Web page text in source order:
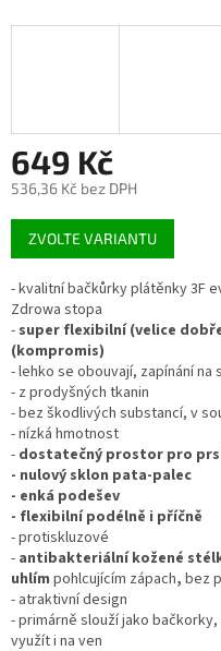
649 Kč
536,36 Kč bez DPH
Měrná
cena:
ZVOLTE VARIANTU
- kvalitní bačkůrky plátěnky 3F
Zdrowa stopa
- super flexibilní (velice
(kompromis)
- lehko se obouvají, zapínání na
- z prodyšných tkanin
- bez škodlivých substancí, v
- nízká hmotnost
- dostatečný prostor pro
- nulový sklon pata-palec
- enká podešev
- flexibilní podélně i příčně
- protiskluzové
- antibakteriální kožené
uhlím pohlcujícím zápach, bez
- atraktivní design
- primárně slouží jako
využít i na ven